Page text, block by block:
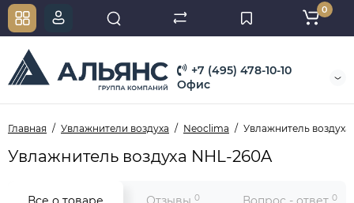
+7 (495) 478-10-10
Офис
0
Главная Увлажнители воздуха Neoclima Увлажнитель
Увлажнитель воздуха NHL-260A
0 0